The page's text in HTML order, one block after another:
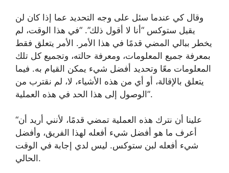
وقال كي عندما سئل على وجه التحديد عما إذا كان لن
يقيل ستوكس “أنا لا أقول ذلك”. “في هذا الوقت، لم
يخطر ببالي المضي قدمًا في هذا الأمر. الأمر يتعلق فقط
بمعرفة جميع المعلومات، ومعرفة حالته، وتجميع كل تلك
المعلومات معًا وتحديد أفضل شيء يمكن القيام به. فيما
يتعلق بالإقالة، أو أي من هذه الأشياء، لا، لم نقترب من
الوصول إلى هذا الحد في هذه العملية”.
“علينا أن نترك هذه العملية تمضي قدمًا، لأنني أريد أن
أعرف ما هو أفضل شيء أفعله لهذا الفريق، وأفضل
شيء أفعله لبن ستوكس. ليس لدي إجابة في الوقت
الحالي.